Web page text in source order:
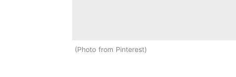
Photo from Pinterest